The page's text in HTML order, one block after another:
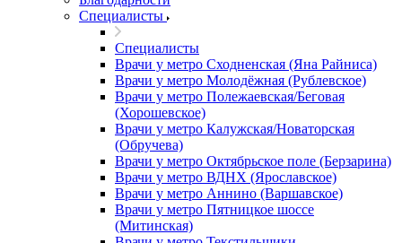
Специалисты
Специалисты
Врачи у метро Сходненская (Яна Райниса)
Врачи у метро Молодёжная (Рублевское)
Врачи у метро Полежаевская/Беговая
(Хорошевское)
Врачи у метро Калужская/Новаторская
(Обручева)
Врачи у метро Октябрьское поле (Берзарина)
Врачи у метро ВДНХ (Ярославское)
Врачи у метро Аннино (Варшавское)
Врачи у метро Пятницкое шоссе
(Митинская)